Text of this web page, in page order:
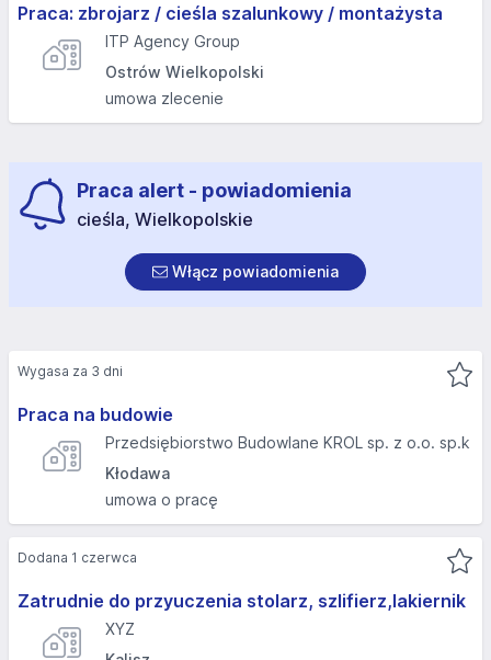
Praca: zbrojarz / cieśla szalunkowy / montażysta
ITP Agency Group
Ostrów Wielkopolski
umowa zlecenie
Praca alert - powiadomienia
cieśla, Wielkopolskie
Włącz powiadomienia
Praca na budowie
Przedsiębiorstwo Budowlane KROL sp. z o.o. sp.k
Kłodawa
umowa o pracę
Wygasa za 3 dni
Zatrudnie do przyuczenia stolarz, szlifierz,lakiernik
XYZ
Dodana 1 czerwca